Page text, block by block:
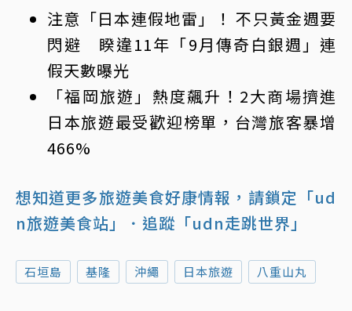
注意「日本連假地雷」！ 不只黃金週要
閃避 睽違11年「9月傳奇白銀週」連
假天數曝光
「福岡旅遊」熱度飆升！2大商場擠進
日本旅遊最受歡迎榜單，台灣旅客暴增
466%
想知道更多旅遊美食好康情報，請鎖定「ud
n旅遊美食站」
．追蹤「udn走跳世界」
石垣島 基隆 沖繩 日本旅遊 八重山丸